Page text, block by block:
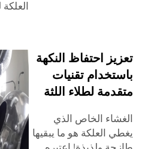
تعزيز احتفاظ النكهة
باستخدام تقنيات
متقدمة لطلاء اللثة
الغشاء الخاص الذي
يغطي العلكة هو ما يبقيها